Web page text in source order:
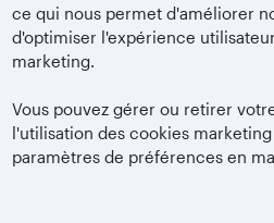
ce qui nous permet d'améliorer
d'optimiser l'expérience
marketing.
Vous pouvez gérer ou retirer
l'utilisation des cookies
paramètres de préférences en